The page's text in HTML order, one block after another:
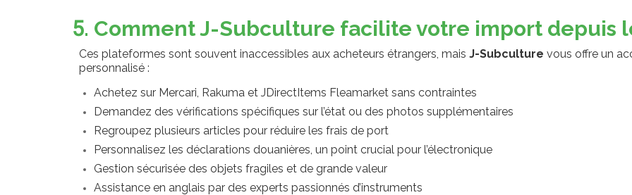
5. Comment J-Subculture facilite votre import depuis
Ces plateformes sont souvent inaccessibles aux acheteurs étrangers, mais J-Subculture vous offre un
personnalisé :
Achetez sur Mercari, Rakuma et JDirectItems Fleamarket sans contraintes
Demandez des vérifications spécifiques sur l’état ou des photos supplémentaires
Regroupez plusieurs articles pour réduire les frais de port
Personnalisez les déclarations douanières, un point crucial pour l’électronique
Gestion sécurisée des objets fragiles et de grande valeur
Assistance en anglais par des experts passionnés d’instruments